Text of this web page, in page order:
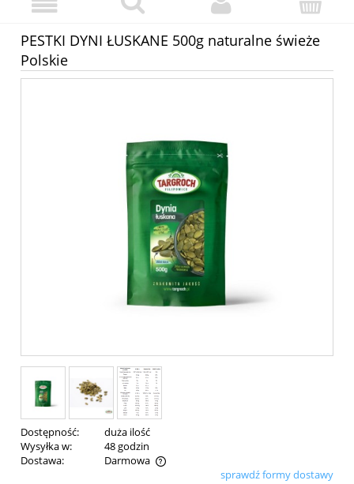
PESTKI DYNI ŁUSKANE 500g naturalne świeże
Polskie
Dostępność:
duża ilość
Wysyłka w:
48 godzin
Dostawa:
Darmowa
Cena nie zawiera ewentualnych kosztów płatnościsprawdź formy dostawy